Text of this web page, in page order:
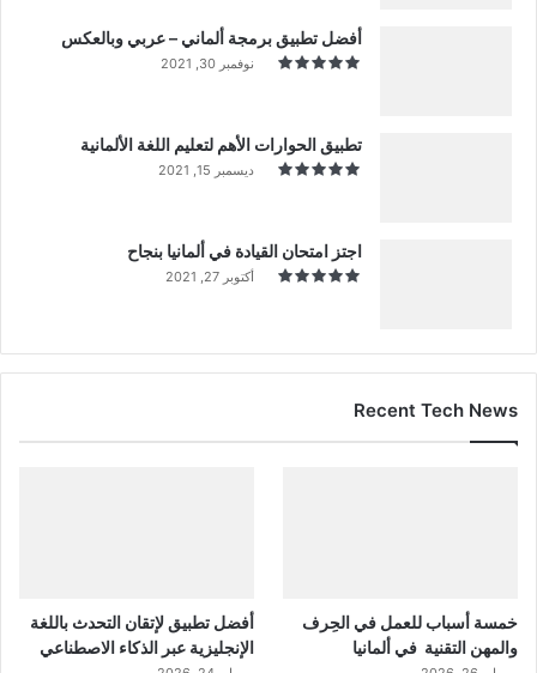
أفضل تطبيق برمجة ألماني – عربي وبالعكس
نوفمبر 30, 2021
تطبيق الحوارات الأهم لتعليم اللغة الألمانية
ديسمبر 15, 2021
اجتز امتحان القيادة في ألمانيا بنجاح
أكتوبر 27, 2021
Recent Tech News
خمسة أسباب للعمل في الحِرف
والمهن التقنية في ألمانيا
أفضل تطبيق لإتقان التحدث باللغة
الإنجليزية عبر الذكاء الاصطناعي